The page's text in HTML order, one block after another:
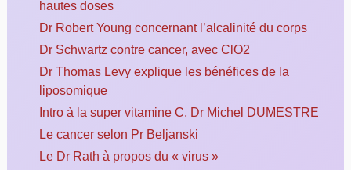
hautes doses
Dr Robert Young concernant l’alcalinité du corps
Dr Schwartz contre cancer, avec ClO2
Dr Thomas Levy explique les bénéfices de la
liposomique
Intro à la super vitamine C, Dr Michel DUMESTRE
Le cancer selon Pr Beljanski
Le Dr Rath à propos du « virus »